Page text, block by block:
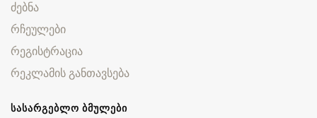
ძებნა
რჩეულები
რეგისტრაცია
რეკლამის განთავსება
ᲡᲐᲡᲐᲠᲒᲔᲑᲚᲝ ᲑᲛᲣᲚᲔᲑᲘ